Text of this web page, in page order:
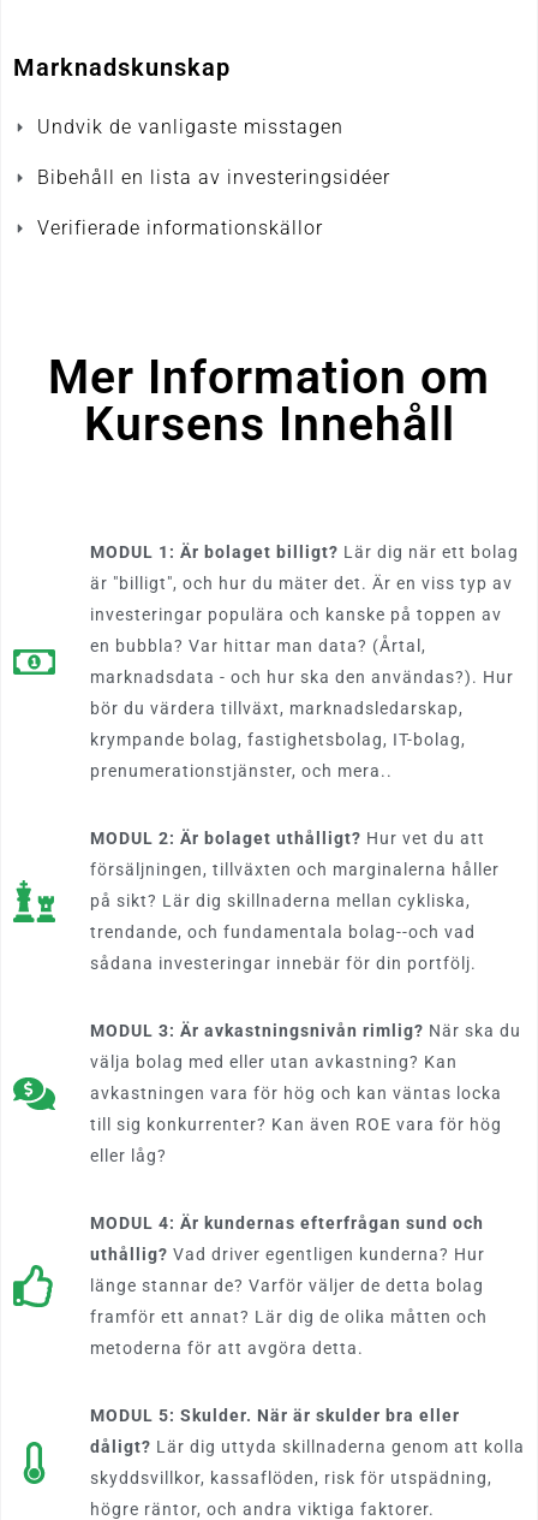
Marknadskunskap
Undvik de vanligaste misstagen
Bibehåll en lista av investeringsidéer​
Verifierade informationskällor
Mer Information om
Kursens Innehåll
MODUL 1: Är bolaget billigt? Lär dig när ett bolag
är "billigt", och hur du mäter det. Är en viss typ av
investeringar populära och kanske på toppen av
en bubbla? Var hittar man data? (Årtal,
marknadsdata - och hur ska den användas?). Hur
bör du värdera tillväxt, marknadsledarskap,
krympande bolag, fastighetsbolag, IT-bolag,
prenumerationstjänster, och mera..
MODUL 2: Är bolaget uthålligt? Hur vet du att
försäljningen, tillväxten och marginalerna håller
på sikt? Lär dig skillnaderna mellan cykliska,
trendande, och fundamentala bolag--och vad
sådana investeringar innebär för din portfölj.
MODUL 3: Är avkastningsnivån rimlig? När ska du
välja bolag med eller utan avkastning? Kan
avkastningen vara för hög och kan väntas locka
till sig konkurrenter? Kan även ROE vara för hög
eller låg?
MODUL 4: Är kundernas efterfrågan sund och
uthållig? Vad driver egentligen kunderna? Hur
länge stannar de? Varför väljer de detta bolag
framför ett annat? Lär dig de olika måtten och
metoderna för att avgöra detta.
MODUL 5: Skulder. När är skulder bra eller
dåligt? Lär dig uttyda skillnaderna genom att kolla
skyddsvillkor, kassaflöden, risk för utspädning,
högre räntor, och andra viktiga faktorer.